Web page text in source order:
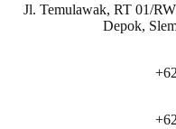
Jl. Temulawak, RT 01/
Depok,